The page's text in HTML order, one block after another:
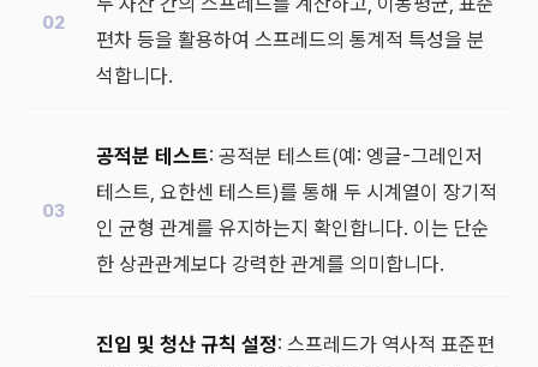
편차 등을 활용하여 스프레드의 통계적 특성을 분
석합니다.
공적분 테스트: 공적분 테스트(예: 엥글-그레인저
테스트, 요한센 테스트)를 통해 두 시계열이 장기적
인 균형 관계를 유지하는지 확인합니다. 이는 단순
한 상관관계보다 강력한 관계를 의미합니다.
진입 및 청산 규칙 설정: 스프레드가 역사적 표준편